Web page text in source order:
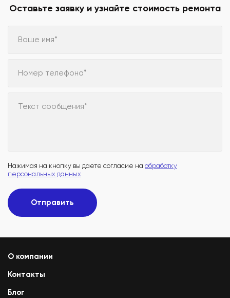
Оставьте заявку и узнайте стоимость ремонта
Ваше имя*
Номер телефона*
Текст сообщения*
Нажимая на кнопку вы даете согласие на обработку
персональных данных
Отправить
О компании
Контакты
Блог